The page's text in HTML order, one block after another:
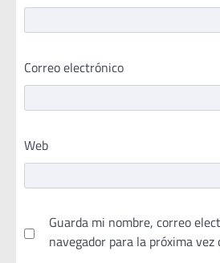
Correo electrónico
Web
Guarda mi nombre, correo
navegador para la próxima vez